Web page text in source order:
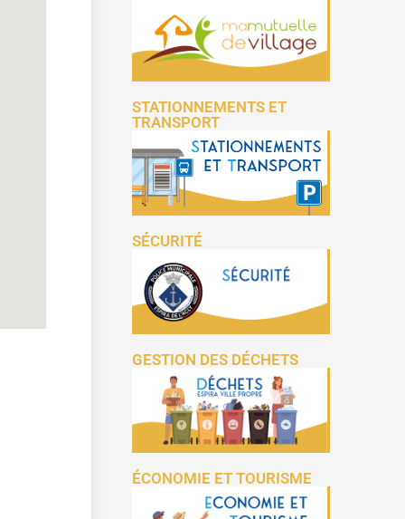
STATIONNEMENTS ET
TRANSPORT
SÉCURITÉ
GESTION DES DÉCHETS
ÉCONOMIE ET TOURISME